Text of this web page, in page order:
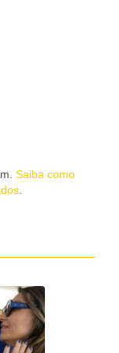
Saiba como